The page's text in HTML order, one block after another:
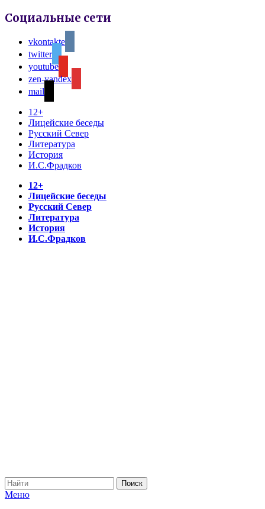
Социальные сети
vkontakte
twitter
youtube
zen-yandex
mail
12+
Лицейские беседы
Русский Север
Литература
История
И.С.Фрадков
12+
Лицейские беседы
Русский Север
Литература
История
И.С.Фрадков
Меню